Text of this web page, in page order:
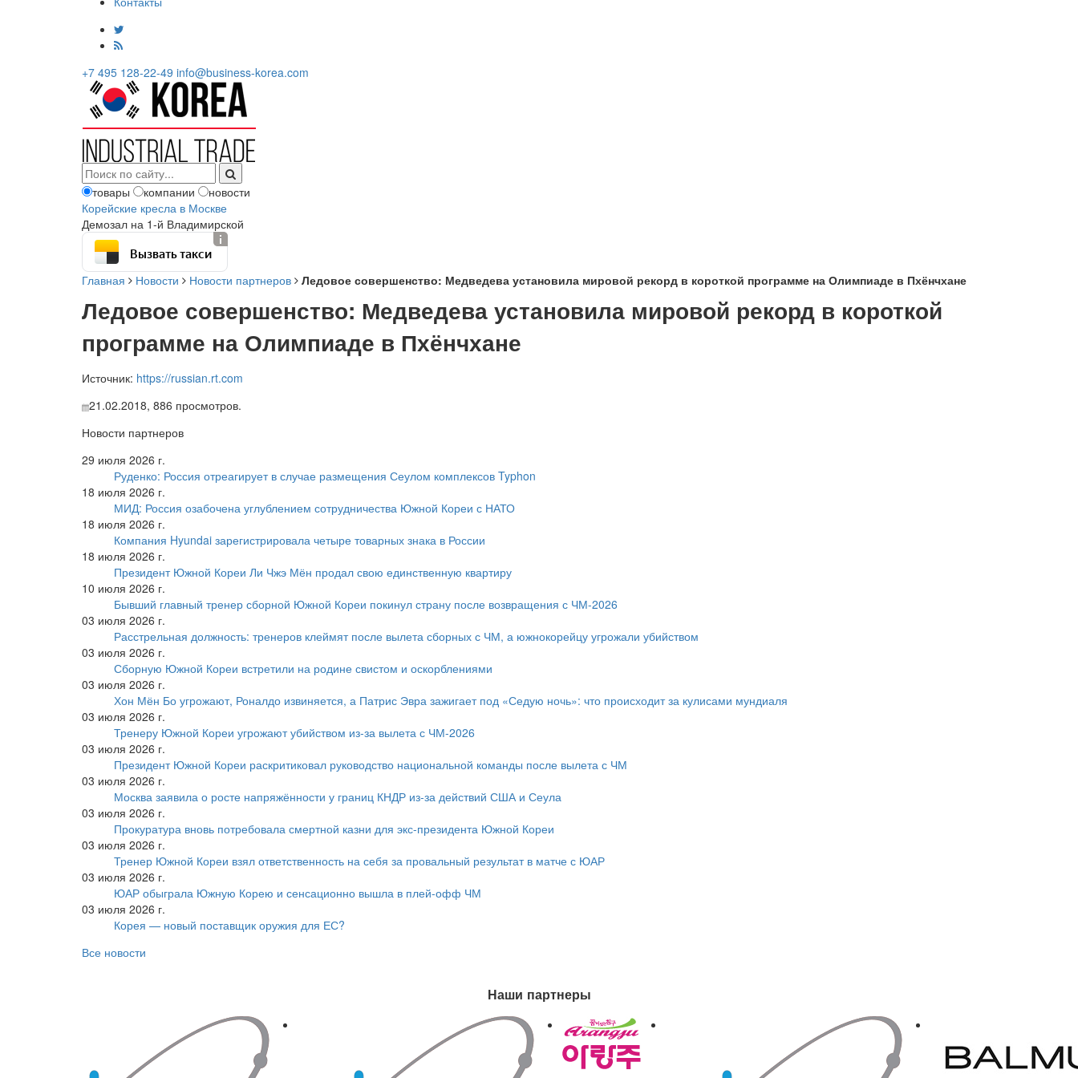
+7 495 128-22-49 info@business-korea.com
товары компании
новости
Корейские кресла в Москве
Демозал на 1-й Владимирской
Вызвать такси
Главная Новости Новости партнеров Ледовое совершенство: Медведева установила мировой рекорд в короткой программе на Олимпиаде в Пхёнчхане
Ледовое совершенство: Медведева установила мировой рекорд в короткой
программе на Олимпиаде в Пхёнчхане
Источник: https://russian.rt.com
21.02.2018, 886 просмотров.
Новости партнеров
29 июля 2026 г.
Руденко: Россия отреагирует в случае размещения Сеулом комплексов Typhon
18 июля 2026 г.
МИД: Россия озабочена углублением сотрудничества Южной Кореи с НАТО
18 июля 2026 г.
Компания Hyundai зарегистрировала четыре товарных знака в России
18 июля 2026 г.
Президент Южной Кореи Ли Чжэ Мён продал свою единственную квартиру
10 июля 2026 г.
Бывший главный тренер сборной Южной Кореи покинул страну после возвращения с ЧМ-2026
03 июля 2026 г.
Расстрельная должность: тренеров клеймят после вылета сборных с ЧМ, а южнокорейцу угрожали убийством
03 июля 2026 г.
Сборную Южной Кореи встретили на родине свистом и оскорблениями
03 июля 2026 г.
Хон Мён Бо угрожают, Роналдо извиняется, а Патрис Эвра зажигает под «Седую ночь»: что происходит за кулисами мундиаля
03 июля 2026 г.
Тренеру Южной Кореи угрожают убийством из-за вылета с ЧМ-2026
03 июля 2026 г.
Президент Южной Кореи раскритиковал руководство национальной команды после вылета с ЧМ
03 июля 2026 г.
Москва заявила о росте напряжённости у границ КНДР из-за действий США и Сеула
03 июля 2026 г.
Прокуратура вновь потребовала смертной казни для экс-президента Южной Кореи
03 июля 2026 г.
Тренер Южной Кореи взял ответственность на себя за провальный результат в матче с ЮАР
03 июля 2026 г.
ЮАР обыграла Южную Корею и сенсационно вышла в плей-офф ЧМ
03 июля 2026 г.
Корея — новый поставщик оружия для ЕС?
Все новости
Наши партнеры